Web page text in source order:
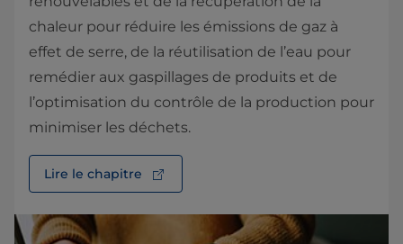
chaleur pour réduire les émissions de gaz à
effet de serre, de la réutilisation de l’eau pour
remédier aux gaspillages de produits et de
l’optimisation du contrôle de la production pour
minimiser les déchets.
Lire le chapitre